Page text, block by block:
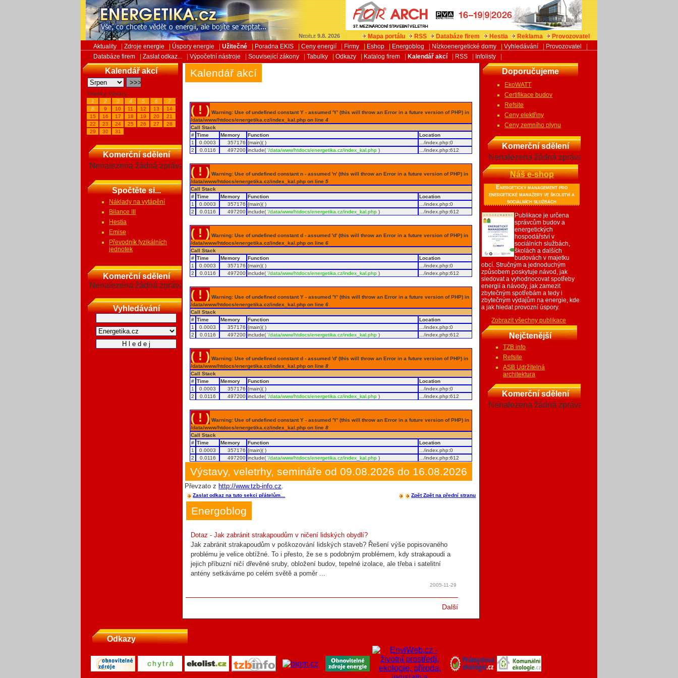
Neděle 9.8. 2026 Mapa portálu RSS Databáze firem Hestia Reklama
Provozovatel
Aktuality
Zdroje energie Úspory energie Užitečné Poradna EKIS Ceny energií Firmy Eshop Energoblog Nízkoenergetické domy Vyhledávání Provozovatel
Databáze firem
Zaslat odkaz... Výpočetní nástroje Související zákony Tabulky Odkazy Katalog firem Kalendář akcí RSS Infolisty
Kalendář akcí
Veletrhy, Výstavy...
1
2 3 4 5 6
7
8
9 10 11 12 13
14
15
16 17 18 19 20
21
22
23 24 25 26 27
28
29
30 31
Komerční sdělení
Nenalezena žádná zpráva
Spočtěte si...
Náklady na vytápění
Bilance III
Hestia
Emise
Převodník fyzikálních
jednotek
Komerční sdělení
Nenalezena žádná zpráva
Vyhledávání
Kalendář akcí
( ! ) Warning: Use of undefined constant Y - assumed 'Y' (this will throw an Error in a future version of PHP) in
/data/www/htdocs/energetika.cz/index_kal.php on line4
Call Stack
# Time Memory Function
Location
1
0.0003 357176 {main}( ) .../index.php:0
2
0.0116 497200 include('/data/www/htdocs/energetika.cz/index_kal.php ) .../index.php:612
( ! ) Warning: Use of undefined constant n - assumed 'n' (this will throw an Error in a future version of PHP) in
/data/www/htdocs/energetika.cz/index_kal.php on line5
Call Stack
# Time Memory Function
Location
1
0.0003 357176 {main}( ) .../index.php:0
2
0.0116 497200 include('/data/www/htdocs/energetika.cz/index_kal.php ) .../index.php:612
( ! ) Warning: Use of undefined constant d - assumed 'd' (this will throw an Error in a future version of PHP) in
/data/www/htdocs/energetika.cz/index_kal.php on line6
Call Stack
# Time Memory Function
Location
1
0.0003 357176 {main}( ) .../index.php:0
2
0.0116 497200 include('/data/www/htdocs/energetika.cz/index_kal.php ) .../index.php:612
( ! ) Warning: Use of undefined constant Y - assumed 'Y' (this will throw an Error in a future version of PHP) in
/data/www/htdocs/energetika.cz/index_kal.php on line6
Call Stack
# Time Memory Function
Location
1
0.0003 357176 {main}( ) .../index.php:0
2
0.0116 497200 include('/data/www/htdocs/energetika.cz/index_kal.php ) .../index.php:612
( ! ) Warning: Use of undefined constant d - assumed 'd' (this will throw an Error in a future version of PHP) in
/data/www/htdocs/energetika.cz/index_kal.php on line8
Call Stack
# Time Memory Function
Location
1
0.0003 357176 {main}( ) .../index.php:0
2
0.0116 497200 include('/data/www/htdocs/energetika.cz/index_kal.php ) .../index.php:612
( ! ) Warning: Use of undefined constant Y - assumed 'Y' (this will throw an Error in a future version of PHP) in
/data/www/htdocs/energetika.cz/index_kal.php on line8
Call Stack
# Time Memory Function
Location
1
0.0003 357176 {main}( ) .../index.php:0
2
0.0116 497200 include('/data/www/htdocs/energetika.cz/index_kal.php ) .../index.php:612
Výstavy, veletrhy, semináře od 09.08.2026 do 16.08.2026
Převzato z http://www.tzb-info.cz.
Zaslat odkaz na tuto sekci přátelům... ZpětZpět na přední stranu
Energoblog
Dotaz - Jak zabránit strakapoudům v ničení lidských obydlí?
Jak zabránit strakapoudům v poškozování lidských staveb? Řešení výše popisovaného
problému je velice obtížné. To i přesto, že se s podobným problémem, kdy strakapoudi a
jejich příbuzní ničí dřevěné sruby, obložení budov, tepelné izolace, ale třeba i satelitní
antény setkáváme po celém světě a poměr ...
2005-11-29
Další
Doporučujeme
EkoWATT
Certifikace budov
Refsite
Ceny elektřiny
Ceny zemního plynu
Komerční sdělení
Nenalezena žádná zpráva
Náš e-shop
Energetický management pro
energetické manažery ve školství a
sociálních službách
Publikace je určena
správcům budov a
energetických
hospodářství v
sociálních službách,
školách a dalších
budovách v majetku
obcí. Stručným a jednoduchým
způsobem poskytuje návod, jak
sledovat a vyhodnocovat spotřeby
energií a návody, jak zamezit
zbytečným spotřebám a tedy i
zbytečným výdajům na energie, kde
a jak hledat provozní úspory.
Zobrazit všechny publikace
Nejčtenější
TZB info
Refsite
ASB Udržitelná
architektura
Komerční sdělení
Nenalezena žádná zpráva
Odkazy